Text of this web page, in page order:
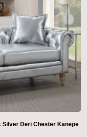
Silver Deri Chester Kanepe